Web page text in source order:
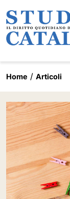
Home Articoli